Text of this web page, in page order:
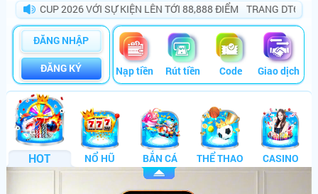
CUP 2026 VỚI SỰ KIỆN LÊN TỚI 88,888 ĐIỂM TRANG DT68
ĐĂNG NHẬP
ĐĂNG KÝ Nạp tiền Rút tiền Code Giao dịch
HOT NỔ HŨ BẮN CÁ THỂ THAO CASINO